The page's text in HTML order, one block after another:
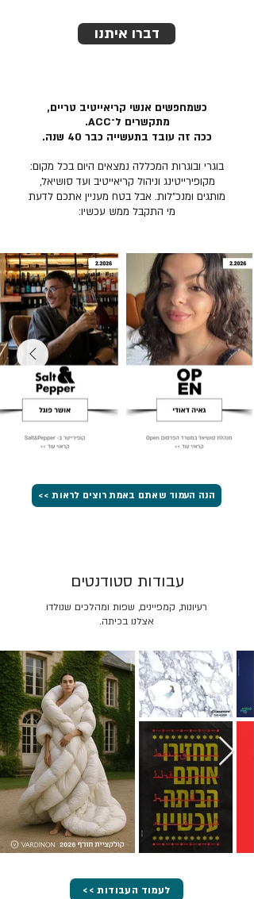
דברו איתנו
כשמחפשים אנשי קריאייטיב טריים,
מתקשרים ל־ACC.
ככה זה עובד בתעשייה כבר 40 שנה.
בוגרי ובוגרות המכללה נמצאים היום בכל מקום:
מקופירייטינג וניהול קריאייטיב ועד סושיאל,
מותגים ומנכ״לות. אבל בטח מעניין אתכם לדעת
מי התקבל ממש עכשיו:
הנה העמוד שאתם באמת רוצים לראות >>
רעיונות, קמפיינים, שפות ומהלכים שנולדו
אצלנו בכיתה.
עבודות סטודנטים
<< לעמוד העבודות